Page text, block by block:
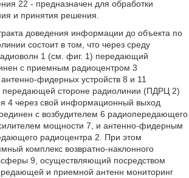
22 - предназначен для обработки
и принятия решения.
доведения информации до объекта по
состоит в том, что через среду
1 (см. фиг. 1) передающий
с приемным радиоцентром 3
фидерных устройств 8 и 11
передающей стороне радиолинии (ПДРЦ 2)
4 через свой информационный выход
с возбудителем 6 радиопередающего
мощности 7, и антенно-фидерным
радиоцентра 2. При этом
комплекс возвратно-наклонного
9, осуществляющий посредством
и приемной антенн мониторинг